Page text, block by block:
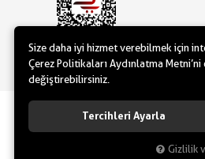
Size daha iyi hizmet verebilmek için
Çerez Politikaları Aydınlatma
değiştirebilirsiniz.
Tercihleri Ayarla
Gizlilik